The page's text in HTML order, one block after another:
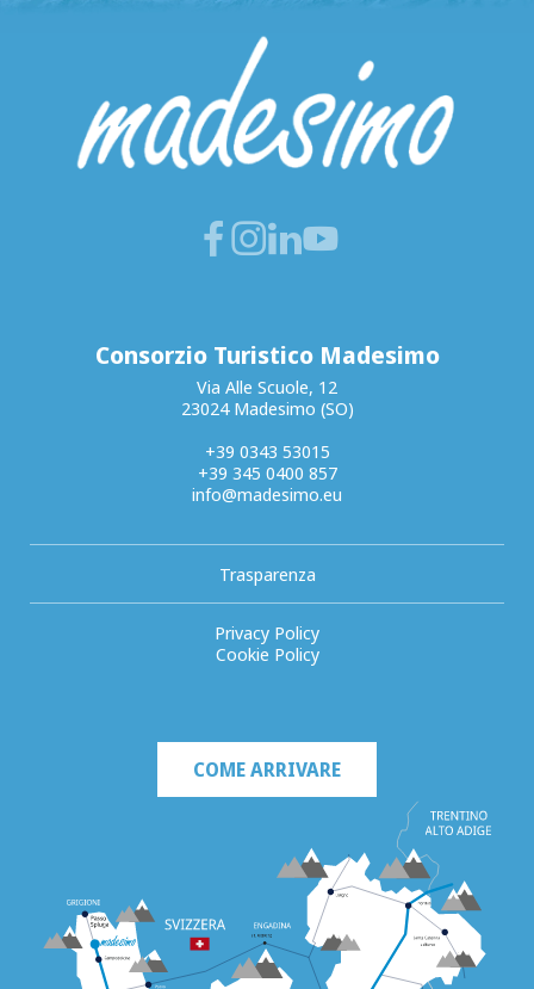
Consorzio Turistico Madesimo
Via Alle Scuole, 12
23024 Madesimo (SO)
+39 0343 53015
+39 345 0400 857
info@madesimo.eu
Trasparenza
Privacy Policy
Cookie Policy
COME ARRIVARE